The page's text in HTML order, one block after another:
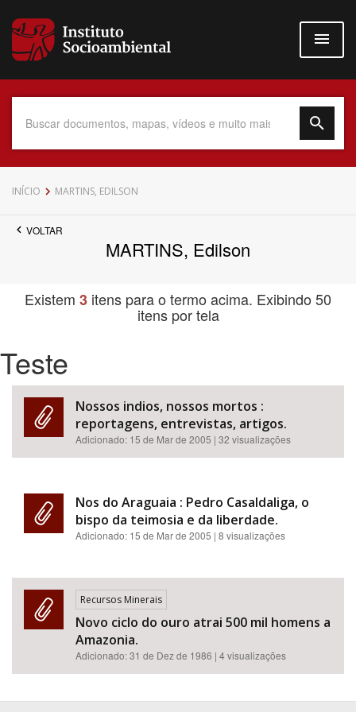
para
conteúdo
Data do Documento
Tema
Área de Levantamento
BUSCAR
INÍCIO MARTINS, EDILSON
VOLTAR
MARTINS, Edilson
Existem 3 itens para o termo acima. Exibindo 50
itens por tela
Teste
Nossos indios, nossos mortos :
reportagens, entrevistas, artigos.
Adicionado: 15 de Mar de 2005 | 32 visualizações
Nos do Araguaia : Pedro Casaldaliga, o
bispo da teimosia e da liberdade.
Adicionado: 15 de Mar de 2005 | 8 visualizações
Recursos Minerais
Novo ciclo do ouro atrai 500 mil homens a
Amazonia.
Adicionado:31 de Dez de 1986 | 4 visualizações